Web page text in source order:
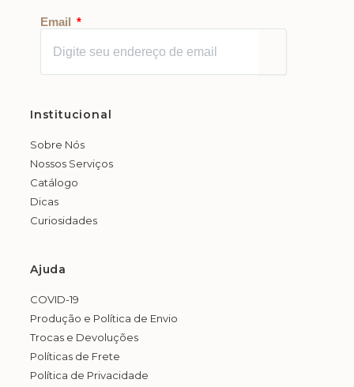
Email
Institucional
Sobre Nós
Nossos Serviços
Catálogo
Dicas
Curiosidades
Ajuda
COVID-19
Produção e Política de Envio
Trocas e Devoluções
Políticas de Frete
Política de Privacidade